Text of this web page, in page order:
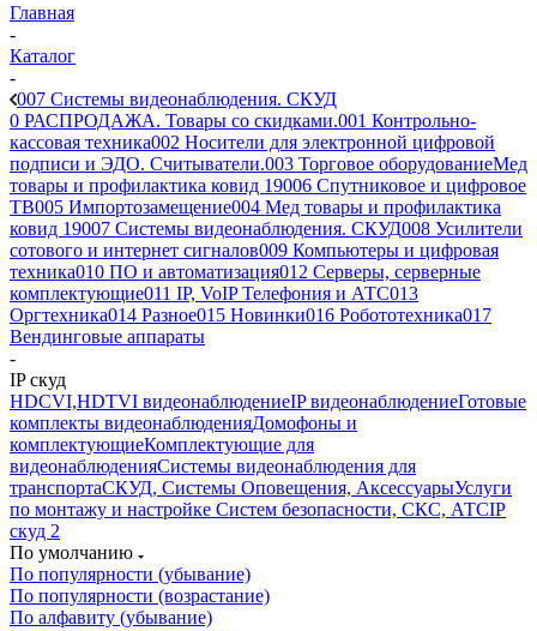
Главная
-
Каталог
-
007 Системы видеонаблюдения. СКУД
0 РАСПРОДАЖА. Товары со скидками.001 Контрольно-
кассовая техника002 Носители для электронной цифровой
подписи и ЭДО. Считыватели.003 Торговое оборудованиеМед
товары и профилактика ковид 19006 Спутниковое и цифровое
ТВ005 Импортозамещение004 Мед товары и профилактика
ковид 19007 Системы видеонаблюдения. СКУД008 Усилители
сотового и интернет сигналов009 Компьютеры и цифровая
техника010 ПО и автоматизация012 Серверы, серверные
комплектующие011 IP, VoIP Телефония и АТС013
Оргтехника014 Разное015 Новинки016 Робототехника017
Вендинговые аппараты
-
IP скуд
HDCVI,HDTVI видеонаблюдениеIP видеонаблюдениеГотовые
комплекты видеонаблюденияДомофоны и
комплектующиеКомплектующие для
видеонаблюденияСистемы видеонаблюдения для
транспортаСКУД, Системы Оповещения, АксессуарыУслуги
по монтажу и настройке Систем безопасности, СКС, АТСIP
скуд 2
По умолчанию
По популярности (убывание)
По популярности (возрастание)
По алфавиту (убывание)